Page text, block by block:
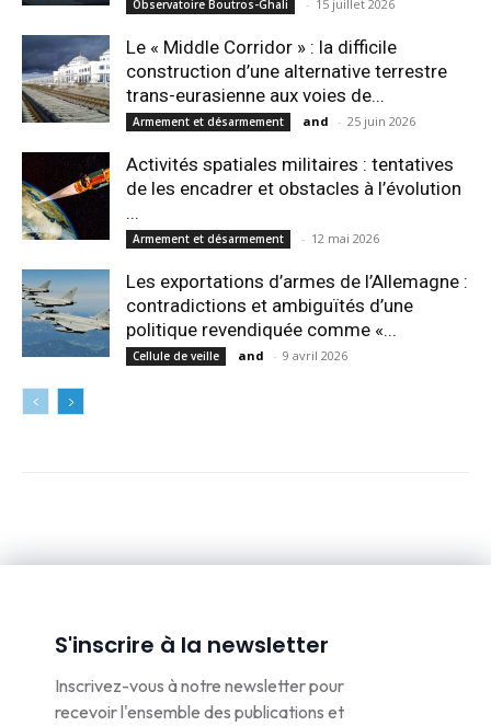
Observatoire Boutros-Ghali - 15 juillet 2026
Le « Middle Corridor » : la difficile
construction d’une alternative terrestre
trans-eurasienne aux voies de...
Armement et désarmement and - 25 juin 2026
Activités spatiales militaires : tentatives
de les encadrer et obstacles à l’évolution
...
Armement et désarmement - 12 mai 2026
Les exportations d’armes de l’Allemagne :
contradictions et ambiguïtés d’une
politique revendiquée comme «...
Cellule de veille and - 9 avril 2026
S'inscrire à la newsletter
Inscrivez-vous à notre newsletter pour
recevoir l'ensemble des publications et